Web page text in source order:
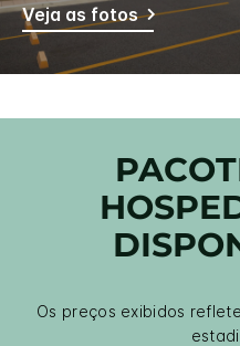
Veja as fotos
Os preços exibidos